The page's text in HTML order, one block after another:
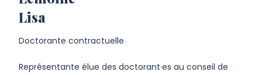
Lisa
Doctorante contractuelle
Représentante élue des doctorant·es au conseil de